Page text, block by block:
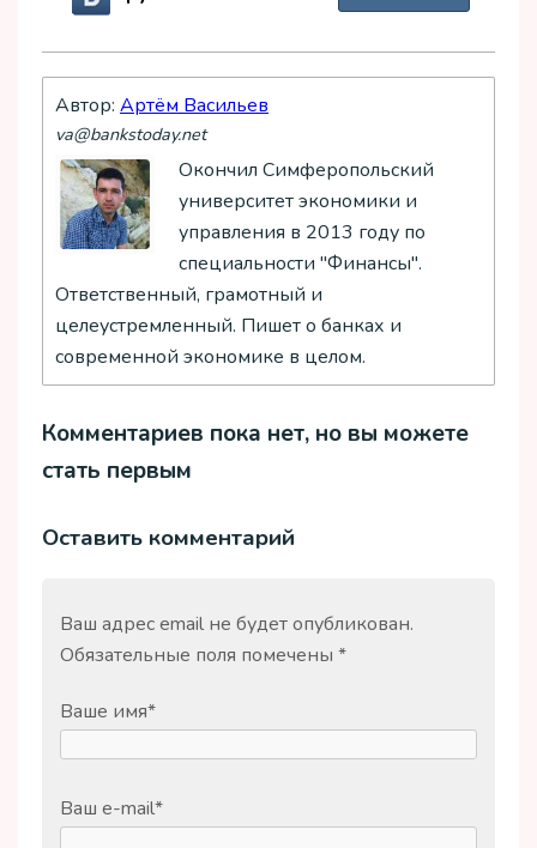
Автор: Артём Васильев
va@bankstoday.net
Окончил Симферопольский
университет экономики и
управления в 2013 году по
специальности "Финансы".
Ответственный, грамотный и
целеустремленный. Пишет о банках и
современной экономике в целом.
Комментариев пока нет, но вы можете
стать первым
Оставить комментарий
Ваш адрес email не будет опубликован.
Обязательные поля помечены *
Ваше имя*
Ваш e-mail*